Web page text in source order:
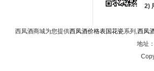
2)
西凤酒商城为您提供西凤酒价格表国花瓷系列,西凤
地址